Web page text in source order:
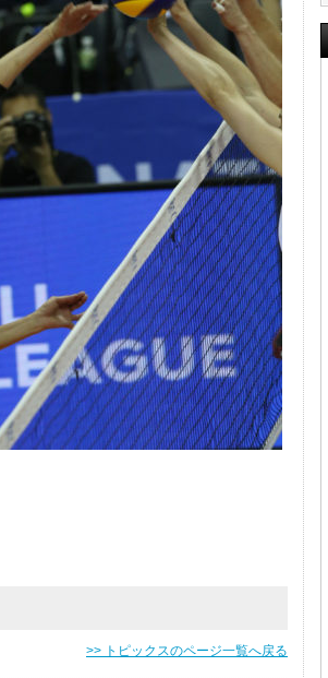
>> トピックスのページ一覧へ戻る